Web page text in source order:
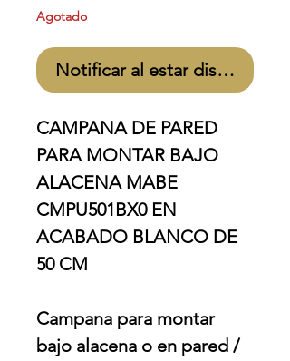
Agotado
Notificar al estar disponible
CAMPANA DE PARED
PARA MONTAR BAJO
ALACENA MABE
CMPU501BX0 EN
ACABADO BLANCO DE
50 CM
Campana para montar
bajo alacena o en pared /